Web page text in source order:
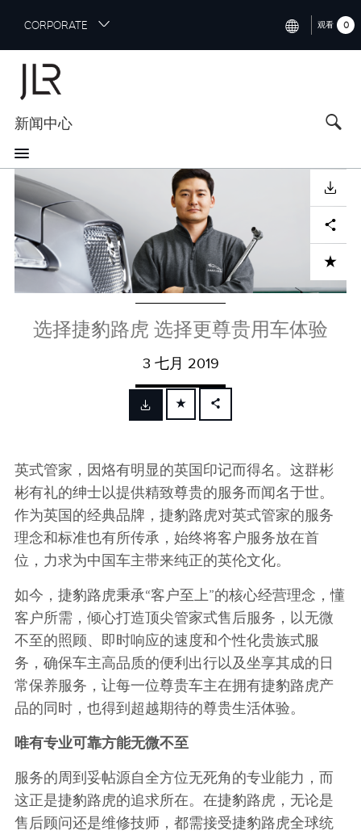
i
m
n
n
e
CORPORATE
CHINA (中国（中文))
FRANCE (FRANÇAIS)
ITALY (ITALIANO)
观看 0
新闻中心
Image
ADD TO CART
Share
选择捷豹路虎 选择更尊贵用车体验
3 七月 2019
FACEBOOK
LINKEDIN
SHARE
英式管家，因烙有明显的英国印记而得名。这群彬
彬有礼的绅士以提供精致尊贵的服务而闻名于世。
作为英国的经典品牌，捷豹路虎对英式管家的服务
理念和标准也有所传承，始终将客户服务放在首
位，力求为中国车主带来纯正的英伦文化。
如今，捷豹路虎秉承“客户至上”的核心经营理念，懂
客户所需，倾心打造顶尖管家式售后服务，以无微
不至的照顾、即时响应的速度和个性化贵族式服
务，确保车主高品质的便利出行以及坐享其成的日
常保养服务，让每一位尊贵车主在拥有捷豹路虎产
品的同时，也得到超越期待的尊贵生活体验。
唯有专业可靠方能无微不至
服务的周到妥帖源自全方位无死角的专业能力，而
这正是捷豹路虎的追求所在。在捷豹路虎，无论是
售后顾问还是维修技师，都需接受捷豹路虎全球统